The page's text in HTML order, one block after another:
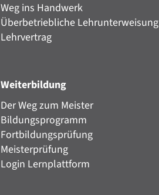
Weg ins Handwerk
Überbetriebliche Lehrunterweisung
Lehrvertrag
Weiterbildung
Der Weg zum Meister
Bildungsprogramm
Fortbildungsprüfung
Meisterprüfung
Login Lernplattform